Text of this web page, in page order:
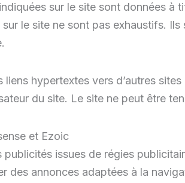
sur le site sont données à
le site ne sont pas exhaustifs.
hypertextes vers d’autres
du site. Le site ne peut être
et Ezoic
issues de régies
des annonces adaptées à la